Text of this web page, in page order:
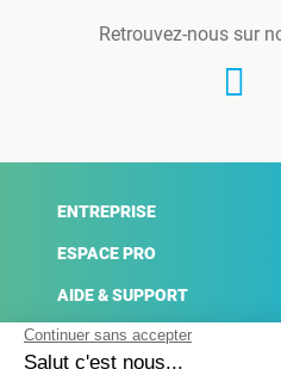
Retrouvez-nous sur
ENTREPRISE
ESPACE PRO
AIDE & SUPPORT
ACTUALITÉS